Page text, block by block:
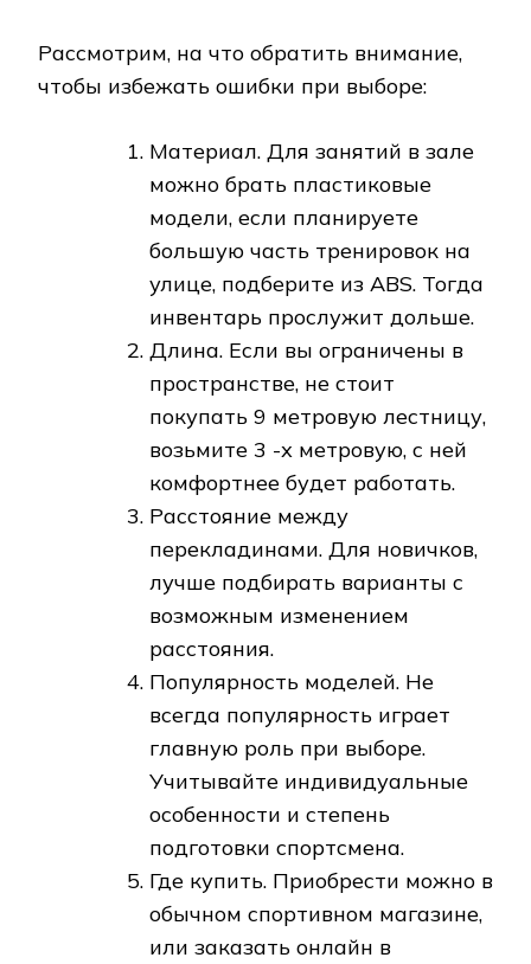
Рассмотрим, на что обратить внимание,
чтобы избежать ошибки при выборе:
Материал. Для занятий в зале
можно брать пластиковые
модели, если планируете
большую часть тренировок на
улице, подберите из ABS. Тогда
инвентарь прослужит дольше.
Длина. Если вы ограничены в
пространстве, не стоит
покупать 9 метровую лестницу,
возьмите 3 -х метровую, с ней
комфортнее будет работать.
Расстояние между
перекладинами. Для новичков,
лучше подбирать варианты с
возможным изменением
расстояния.
Популярность моделей. Не
всегда популярность играет
главную роль при выборе.
Учитывайте индивидуальные
особенности и степень
подготовки спортсмена.
Где купить. Приобрести можно в
обычном спортивном магазине,
или заказать онлайн в